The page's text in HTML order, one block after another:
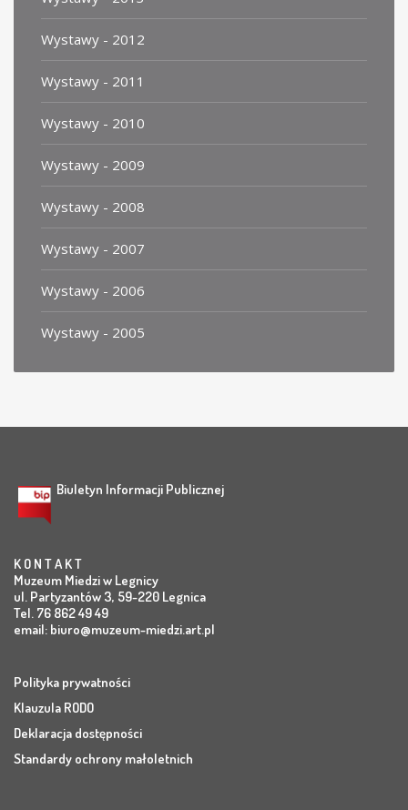
Wystawy - 2012
Wystawy - 2011
Wystawy - 2010
Wystawy - 2009
Wystawy - 2008
Wystawy - 2007
Wystawy - 2006
Wystawy - 2005
Biuletyn Informacji Publicznej
K O N T A K T
Muzeum Miedzi w Legnicy
ul. Partyzantów 3, 59-220 Legnica
Tel. 76 862 49 49
email: biuro@muzeum-miedzi.art.pl
Polityka prywatności
Klauzula RODO
Deklaracja dostępności
Standardy ochrony małoletnich